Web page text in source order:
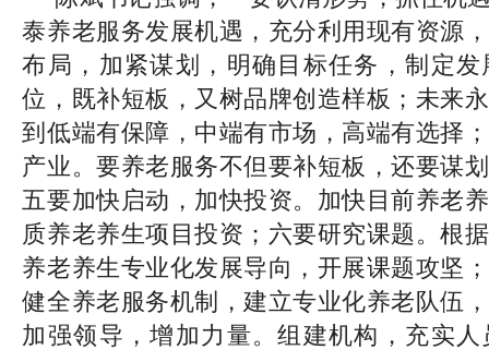
泰养老服务发展机遇，充分利用现有资源
布局，加紧谋划，明确目标任务，制定
位，既补短板，又树品牌创造样板；未来
到低端有保障，中端有市场，高端有选择
产业。要养老服务不但要补短板，还要谋
五要加快启动，加快投资。加快目前养老
质养老养生项目投资；六要研究课题。根
养老养生专业化发展导向，开展课题攻坚
健全养老服务机制，建立专业化养老队伍
加强领导，增加力量。组建机构，充实